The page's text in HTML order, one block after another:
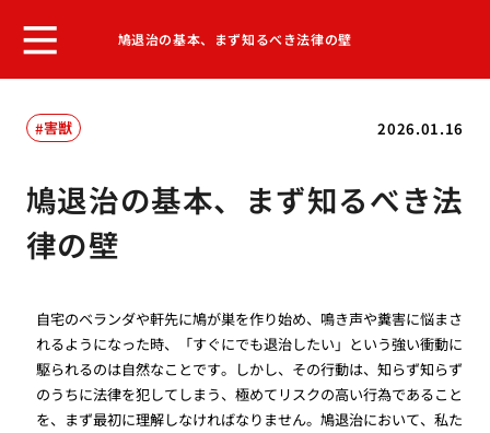
鳩退治の基本、まず知るべき法律の壁
2026.01.16
害獣
鳩退治の基本、まず知るべき法
律の壁
自宅のベランダや軒先に鳩が巣を作り始め、鳴き声や糞害に悩まさ
れるようになった時、「すぐにでも退治したい」という強い衝動に
駆られるのは自然なことです。しかし、その行動は、知らず知らず
のうちに法律を犯してしまう、極めてリスクの高い行為であること
を、まず最初に理解しなければなりません。鳩退治において、私た